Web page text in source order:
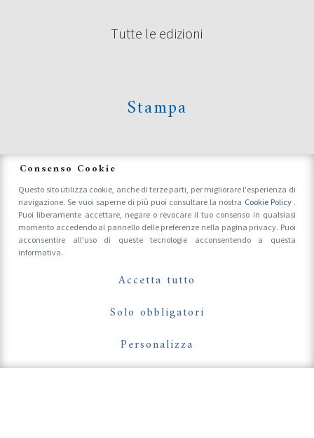
Tutte le edizioni
Stampa
Accrediti Stampa e Fotografi
Follow Us On
Consenso Cookie
Questo sito utilizza cookie, anche di terze parti, per migliorare l'esperienza di
navigazione. Se vuoi saperne di più puoi consultare la nostra Cookie Policy .
Puoi liberamente accettare, negare o revocare il tuo consenso in qualsiasi
momento accedendo al pannello delle preferenze nella pagina privacy. Puoi
acconsentire all'uso di queste tecnologie acconsentendo a questa
informativa.
Accetta tutto
Solo obbligatori
Personalizza